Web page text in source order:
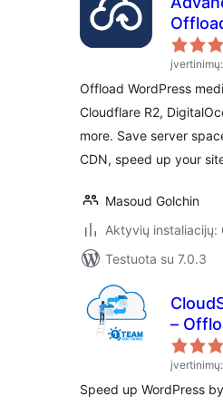
Media
S3,
Offload WordPress
Cloudflare R2,
more. Save server
CDN, speed up your
Masoud Golchin
Aktyvių instaliacijų:
Testuota su 7.0.3
–
S3,
Speed up WordPress